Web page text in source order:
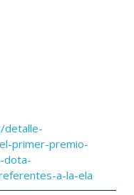
detalle-
primer-premio-
dota-
a-la-ela